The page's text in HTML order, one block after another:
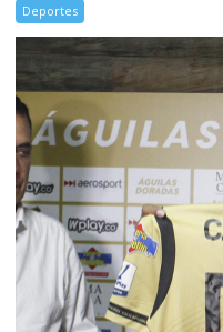
Deportes